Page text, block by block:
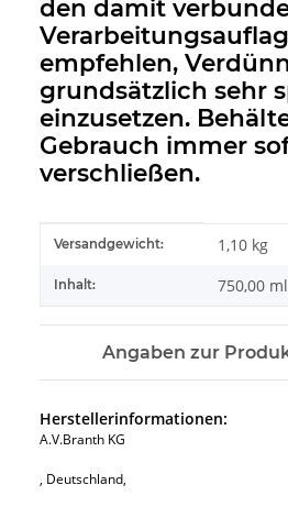
den damit
empfehlen,
grundsätzlich sehr
einzusetzen.
Gebrauch immer
verschließen.
Produkteigenschaft
Wert
Versandgewicht: 1,10 kg
Inhalt: 750,00 ml
Angaben zur
Herstellerinformationen:
A.V.Branth KG
, Deutschland,